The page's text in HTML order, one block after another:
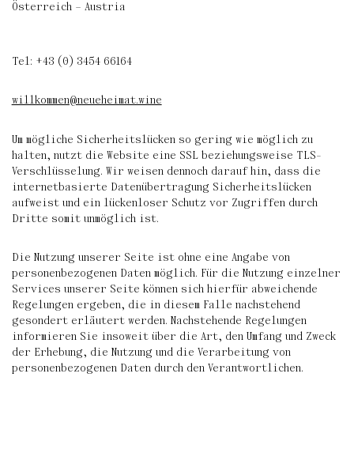
Österreich – Austria
Tel: +43 (0) 3454 66164
willkommen@neueheimat.wine
Um mögliche Sicherheitslücken so gering wie möglich zu
halten, nutzt die Website eine SSL beziehungsweise TLS-
Verschlüsselung. Wir weisen dennoch darauf hin, dass die
internetbasierte Datenübertragung Sicherheitslücken
aufweist und ein lückenloser Schutz vor Zugriffen durch
Dritte somit unmöglich ist.
Die Nutzung unserer Seite ist ohne eine Angabe von
personenbezogenen Daten möglich. Für die Nutzung einzelner
Services unserer Seite können sich hierfür abweichende
Regelungen ergeben, die in diesem Falle nachstehend
gesondert erläutert werden. Nachstehende Regelungen
informieren Sie insoweit über die Art, den Umfang und Zweck
der Erhebung, die Nutzung und die Verarbeitung von
personenbezogenen Daten durch den Verantwortlichen.